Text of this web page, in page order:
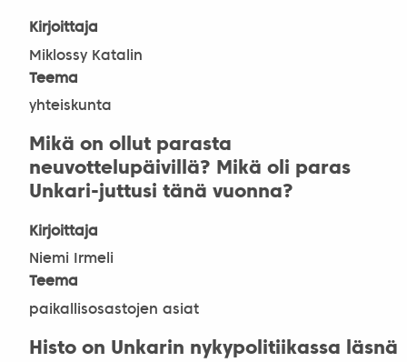
Kirjoittaja
Miklossy Katalin
Teema
yhteiskunta
Mikä on ollut parasta
neuvottelupäivillä? Mikä oli paras
Unkari-juttusi tänä vuonna?
Kirjoittaja
Niemi Irmeli
Teema
paikallisosastojen asiat
Histo on Unkarin nykypolitiikassa läsnä